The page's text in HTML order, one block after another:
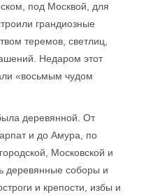
под Москвой, для
грандиозные
теремов, светлиц,
Недаром этот
«восьмым чудом
деревянной. От
и до Амура, по
Московской и
деревянные соборы и
и крепости, избы и